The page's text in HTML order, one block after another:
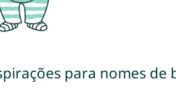
para nomes de